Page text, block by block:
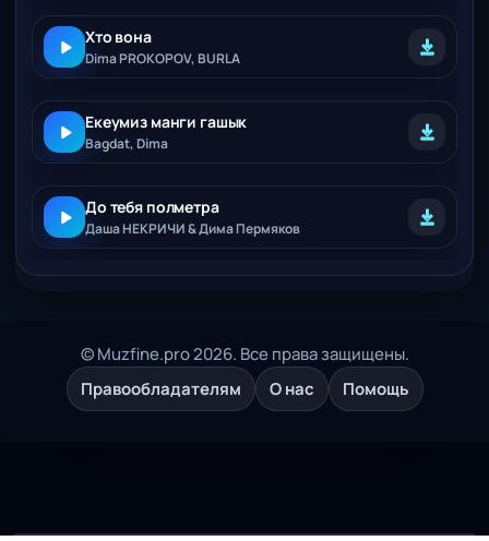
Хто вона
Dima PROKOPOV, BURLA
Екеумиз манги гашык
Bagdat, Dima
До тебя полметра
Даша НЕКРИЧИ & Дима Пермяков
© Muzfine.pro 2026. Все права защищены.
Правообладателям
О нас Помощь